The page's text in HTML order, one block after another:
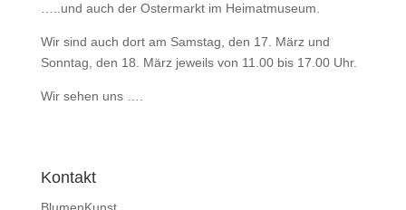
…..und auch der Ostermarkt im Heimatmuseum.
Wir sind auch dort am Samstag, den 17. März und
Sonntag, den 18. März jeweils von 11.00 bis 17.00 Uhr.
Wir sehen uns ….
Kontakt